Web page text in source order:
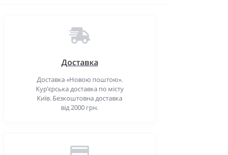
Доставка
Доставка «Новою поштою».
Кур’єрська доставка по місту
Київ. Безкоштовна доставка
від 2000 грн.